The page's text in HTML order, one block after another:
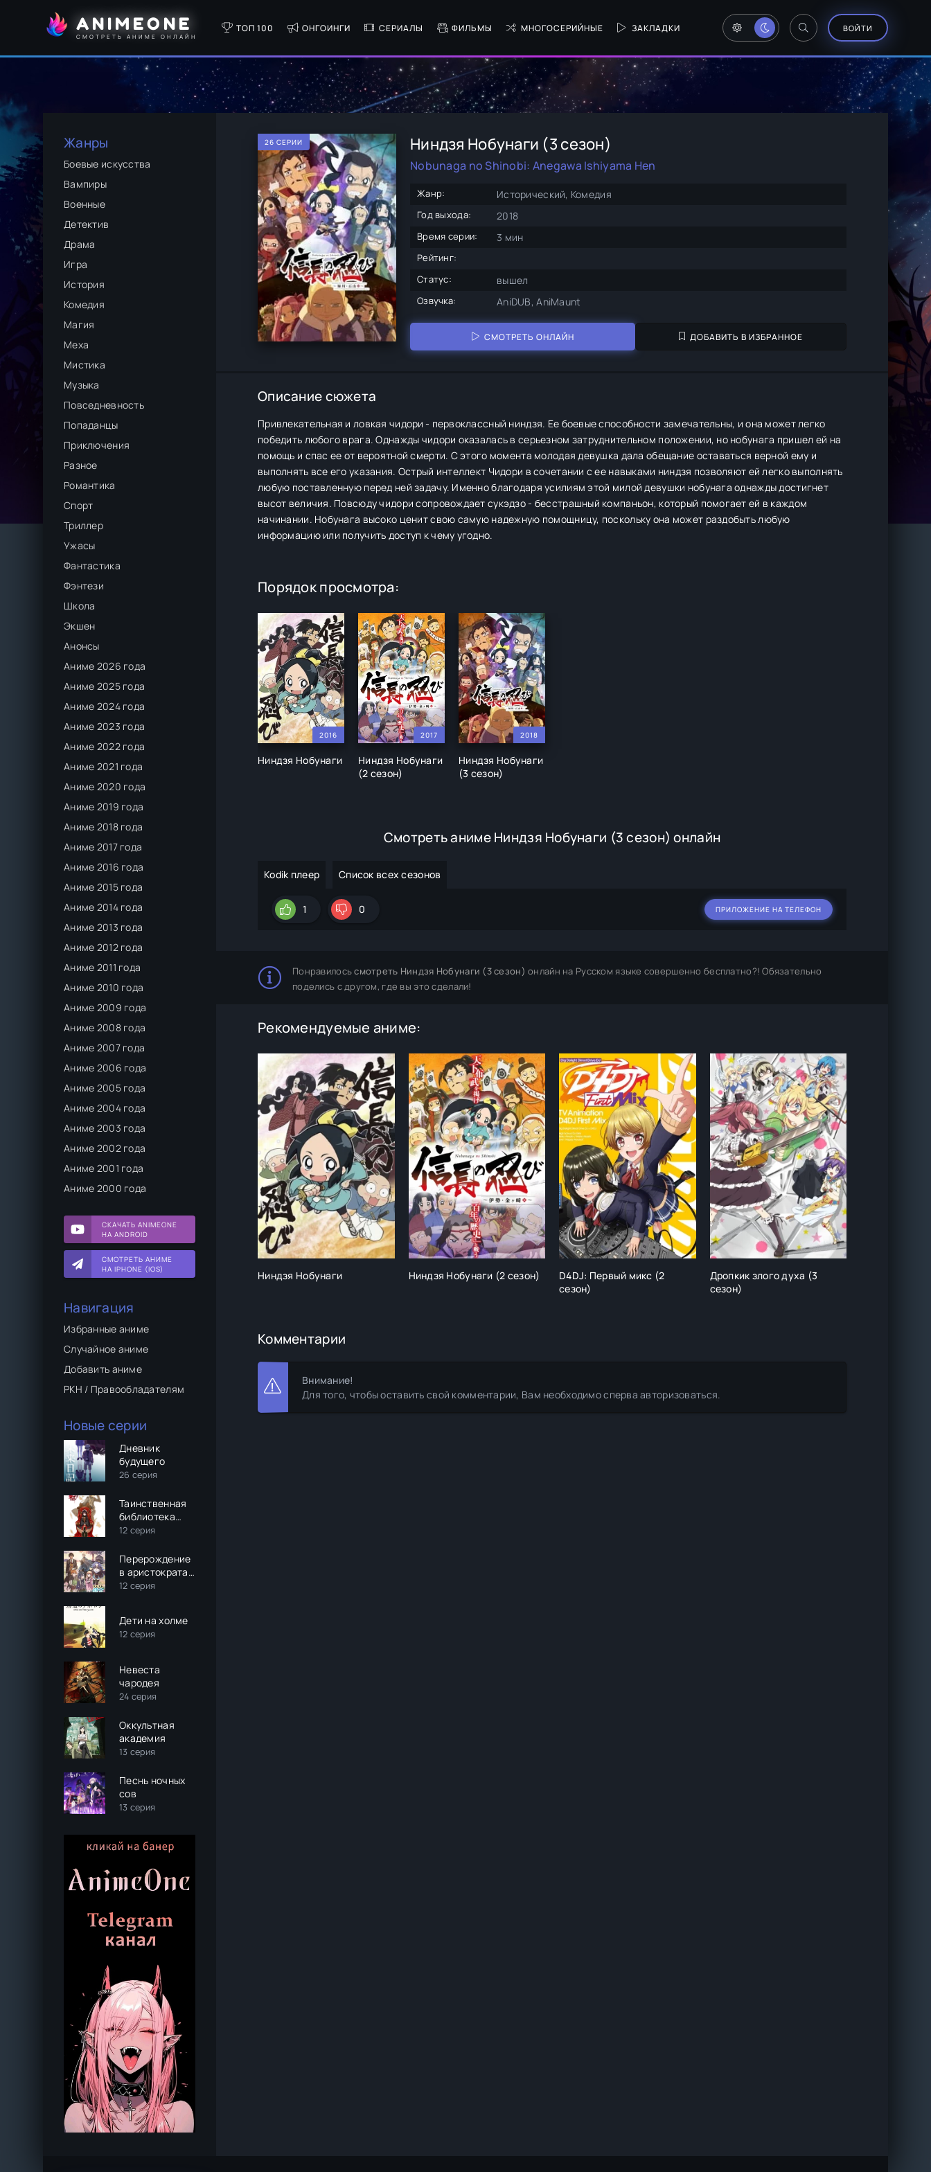
ANIMEONE
СМОТРЕТЬ АНИМЕ ОНЛАЙН
ТОП 100 ОНГОИНГИ СЕРИАЛЫ ФИЛЬМЫ МНОГОСЕРИЙНЫЕ ЗАКЛАДКИ ВОЙТИ
Жанры
Боевые искусства
Вампиры
Военные
Детектив
Драма
Игра
История
Комедия
Магия
Меха
Мистика
Музыка
Повседневность
Попаданцы
Приключения
Разное
Романтика
Спорт
Триллер
Ужасы
Фантастика
Фэнтези
Школа
Экшен
Анонсы
Аниме 2026 года
Аниме 2025 года
Аниме 2024 года
Аниме 2023 года
Аниме 2022 года
Аниме 2021 года
Аниме 2020 года
Аниме 2019 года
Аниме 2018 года
Аниме 2017 года
Аниме 2016 года
Аниме 2015 года
Аниме 2014 года
Аниме 2013 года
Аниме 2012 года
Аниме 2011 года
Аниме 2010 года
Аниме 2009 года
Аниме 2008 года
Аниме 2007 года
Аниме 2006 года
Аниме 2005 года
Аниме 2004 года
Аниме 2003 года
Аниме 2002 года
Аниме 2001 года
Аниме 2000 года
СКАЧАТЬ ANIMEONE
НА ANDROID
СМОТРЕТЬ АНИМЕ
НА IPHONE (IOS)
Навигация
Избранные аниме
Случайное аниме
Добавить аниме
РКН / Правообладателям
Новые серии
Дневник
будущего
26 серия
Таинственная
библиотека
Данталиан
12 серия
Перерождение
в аристократа
со
12 серия
Дети на холме
12 серия
Невеста
чародея
24 серия
Оккультная
академия
13 серия
Песнь ночных
сов
13 серия
26 СЕРИИ Ниндзя Нобунаги (3 сезон)
Nobunaga no Shinobi: Anegawa Ishiyama Hen
Жанр: Исторический, Комедия
Год выхода: 2018
Время серии: 3 мин
Рейтинг:
Статус:
вышел
Озвучка: AniDUB, AniMaunt
СМОТРЕТЬ ОНЛАЙН ДОБАВИТЬ В ИЗБРАННОЕ
Описание сюжета
Привлекательная и ловкая чидори - первоклассный ниндзя. Ее боевые способности замечательны, и она может легко
победить любого врага. Однажды чидори оказалась в серьезном затруднительном положении, но нобунага пришел ей на
помощь и спас ее от вероятной смерти. С этого момента молодая девушка дала обещание оставаться верной ему и
выполнять все его указания. Острый интеллект Чидори в сочетании с ее навыками ниндзя позволяют ей легко выполнять
любую поставленную перед ней задачу. Именно благодаря усилиям этой милой девушки нобунага однажды достигнет
высот величия. Повсюду чидори сопровождает сукэдзо - бесстрашный компаньон, который помогает ей в каждом
начинании. Нобунага высоко ценит свою самую надежную помощницу, поскольку она может раздобыть любую
информацию или получить доступ к чему угодно.
Порядок просмотра:
2016
Ниндзя Нобунаги
2017
Ниндзя Нобунаги
(2 сезон)
2018
Ниндзя Нобунаги
(3 сезон)
Смотреть аниме Ниндзя Нобунаги (3 сезон) онлайн
Kodik плеер Список всех сезонов
1 0 ПРИЛОЖЕНИЕ НА ТЕЛЕФОН
Понравилосьсмотреть Ниндзя Нобунаги (3 сезон) онлайн на Русском языке совершенно бесплатно?! Обязательно
поделись с другом, где вы это сделали!
Рекомендуемые аниме:
Ниндзя Нобунаги Ниндзя Нобунаги (2 сезон)
D4DJ: Первый микс (2
сезон)
Дропкик злого духа (3
сезон)
Комментарии
Внимание!
Для того, чтобы оставить свой комментарии, Вам необходимо сперва авторизоваться.